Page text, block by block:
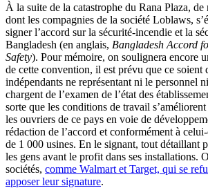
À la suite de la catastrophe du Rana Plaza,
dont les compagnies de la société Loblaws,
signer l’accord sur la sécurité-incendie et la
Bangladesh (en anglais, Bangladesh Accord
Safety). Pour mémoire, on soulignera encore
de cette convention, il est prévu que ce soient
indépendants ne représentant ni le personnel
chargent de l’examen de l’état des
sorte que les conditions de travail
les ouvriers de ce pays en voie de
rédaction de l’accord et conformément à
de 1 000 usines. En le signant, tout détaillant
les gens avant le profit dans ses installations.
sociétés, comme Walmart et Target, qui se
apposer leur signature.